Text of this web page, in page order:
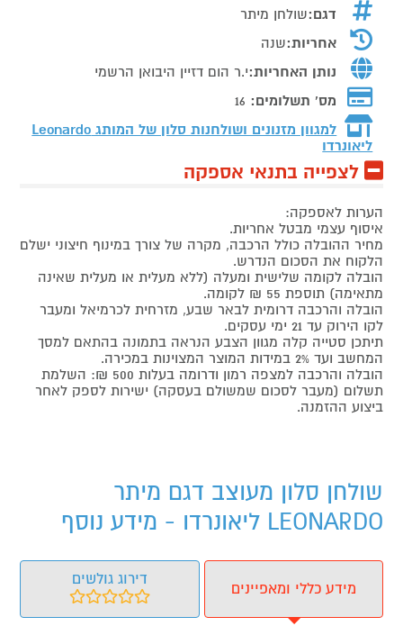
דגם:שולחן מיתר
אחריות:שנה
נותן האחריות:י.ר הום דזיין היבואן הרשמי
מס' תשלומים: 16
למגוון מזנונים ושולחנות סלון של המותג Leonardo
ליאונרדו
לצפייה בתנאי אספקה
הערות לאספקה:
איסוף עצמי מבטל אחריות.
מחיר ההובלה כולל הרכבה, מקרה של צורך במינוף חיצוני ישלם
הלקוח את הסכום הנדרש.
הובלה לקומה שלישית ומעלה (ללא מעלית או מעלית שאינה
מתאימה) תוספת 55 ₪ לקומה.
הובלה והרכבה דרומית לבאר שבע, מזרחית לכרמיאל ומעבר
לקו הירוק עד 21 ימי עסקים.
תיתכן סטייה קלה מגוון הצבע הנראה בתמונה בהתאם למסך
המחשב ועד 2% במידות המוצר המצוינות במכירה.
הובלה והרכבה למצפה רמון ודרומה בעלות 500 ₪: השלמת
תשלום (מעבר לסכום שמשולם בעסקה) ישירות לספק לאחר
ביצוע ההזמנה.
שולחן סלון מעוצב דגם מיתר
LEONARDO ליאונרדו - מידע נוסף
מידע כללי ומאפיינים
דירוג גולשים